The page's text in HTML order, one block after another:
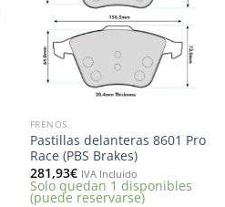
deseos
FRENOS
Pastillas delanteras 8601 Pro
Race (PBS Brakes)
281,93€ IVA Incluido
Solo quedan 1 disponibles
(puede reservarse)